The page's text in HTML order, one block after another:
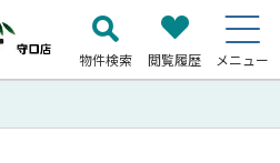
物件検索 閲覧履歴 メニュー